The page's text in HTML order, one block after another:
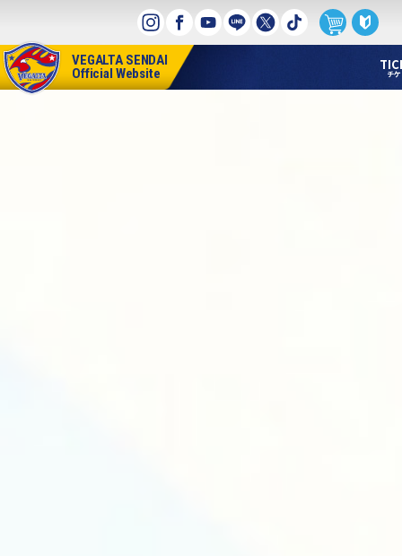
へ
ス
キ
VEGALTA SENDAI
Official Website
チ